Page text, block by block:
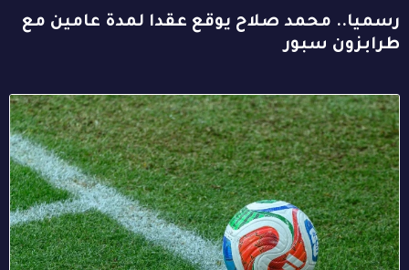
رسميا.. محمد صلاح يوقع عقدا لمدة عامين مع
طرابزون سبور